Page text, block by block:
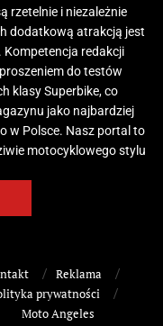
rzetelnie i niezależnie
dodatkową atrakcją jest
Kompetencja redakcji
do testów
klasy Superbike, co
jako najbardziej
w Polsce. Nasz portal to
motocyklowego stylu
Reklama
prywatności
Moto Angeles